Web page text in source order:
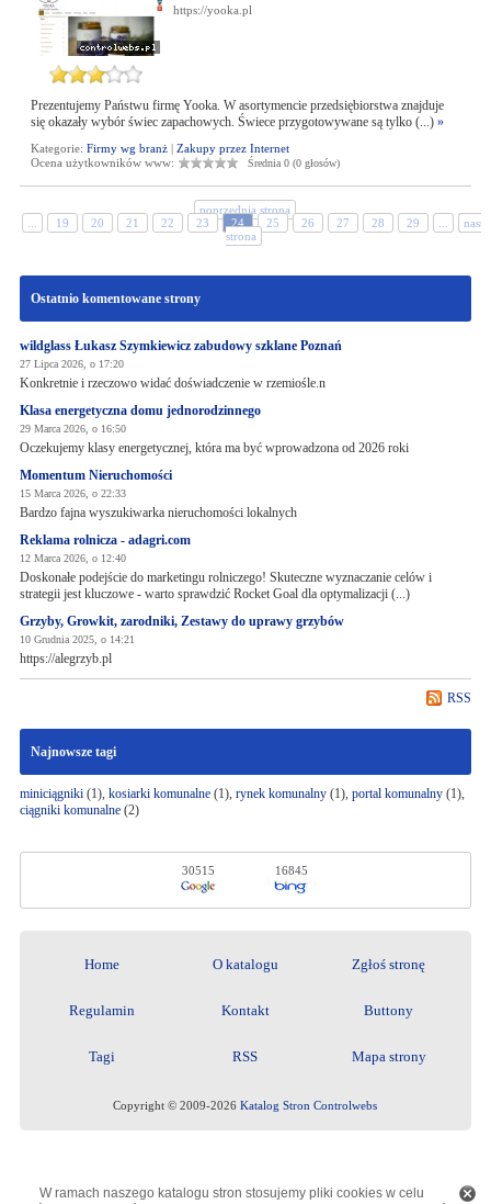
https://yooka.pl
Prezentujemy Państwu firmę Yooka. W asortymencie przedsiębiorstwa znajduje
się okazały wybór świec zapachowych. Świece przygotowywane są tylko (...) »
Kategorie: Firmy wg branż| Zakupy przez Internet
Ocena użytkowników www:
Średnia 0 (0 głosów)
poprzednia strona
19 20 21 22 23 24 25 26 27 28 29
strona
Ostatnio komentowane strony
wildglass Łukasz Szymkiewicz zabudowy szklane Poznań
27 Lipca 2026, o 17:20
Konkretnie i rzeczowo widać doświadczenie w rzemiośle.n
Klasa energetyczna domu jednorodzinnego
29 Marca 2026, o 16:50
Oczekujemy klasy energetycznej, która ma być wprowadzona od 2026 roki
Momentum Nieruchomości
15 Marca 2026, o 22:33
Bardzo fajna wyszukiwarka nieruchomości lokalnych
Reklama rolnicza - adagri.com
12 Marca 2026, o 12:40
Doskonałe podejście do marketingu rolniczego! Skuteczne wyznaczanie celów i
strategii jest kluczowe - warto sprawdzić Rocket Goal dla optymalizacji (...)
Grzyby, Growkit, zarodniki, Zestawy do uprawy grzybów
10 Grudnia 2025, o 14:21
https://alegrzyb.pl
RSS
Najnowsze tagi
miniciągniki(1), kosiarki komunalne(1), rynek komunalny(1), portal komunalny(1),
ciągniki komunalne(2)
30515 16845
Home O katalogu Zgłoś stronę
Regulamin Kontakt Buttony
Tagi RSS Mapa strony
Copyright © 2009-2026Katalog Stron Controlwebs
W ramach naszego katalogu stron stosujemy pliki cookies w celu